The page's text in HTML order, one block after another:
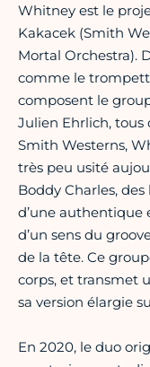
Whitney est le
Kakacek (Smith
Mortal Orchestra).
comme le
composent le
Julien Ehrlich, tous
Smith Westerns,
très peu usité
Boddy Charles,
d’une authentique
d’un sens du
de la tête. Ce
corps, et transmet
sa version élargie
En 2020, le duo